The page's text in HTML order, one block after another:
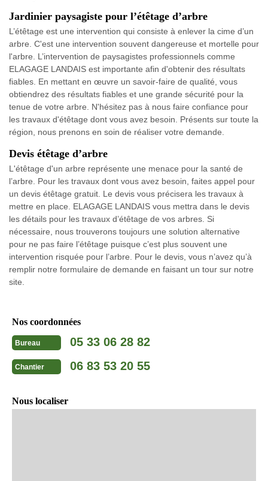
Jardinier paysagiste pour l’étêtage d’arbre
L’étêtage est une intervention qui consiste à enlever la cime d’un
arbre. C'est une intervention souvent dangereuse et mortelle pour
l'arbre. L’intervention de paysagistes professionnels comme
ELAGAGE LANDAIS est importante afin d'obtenir des résultats
fiables. En mettant en œuvre un savoir-faire de qualité, vous
obtiendrez des résultats fiables et une grande sécurité pour la
tenue de votre arbre. N'hésitez pas à nous faire confiance pour
les travaux d'étêtage dont vous avez besoin. Présents sur toute la
région, nous prenons en soin de réaliser votre demande.
Devis étêtage d’arbre
L'étêtage d'un arbre représente une menace pour la santé de
l’arbre. Pour les travaux dont vous avez besoin, faites appel pour
un devis étêtage gratuit. Le devis vous précisera les travaux à
mettre en place. ELAGAGE LANDAIS vous mettra dans le devis
les détails pour les travaux d’étêtage de vos arbres. Si
nécessaire, nous trouverons toujours une solution alternative
pour ne pas faire l’étêtage puisque c’est plus souvent une
intervention risquée pour l’arbre. Pour le devis, vous n’avez qu’à
remplir notre formulaire de demande en faisant un tour sur notre
site.
Nos coordonnées
Bureau 05 33 06 28 82
Chantier 06 83 53 20 55
Nous localiser